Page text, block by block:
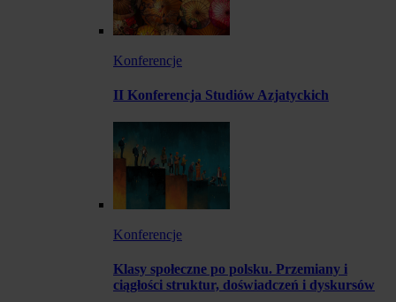
Konferencje
II Konferencja Studiów Azjatyckich
Konferencje
Klasy społeczne po polsku. Przemiany i
ciągłości struktur, doświadczeń i dyskursów